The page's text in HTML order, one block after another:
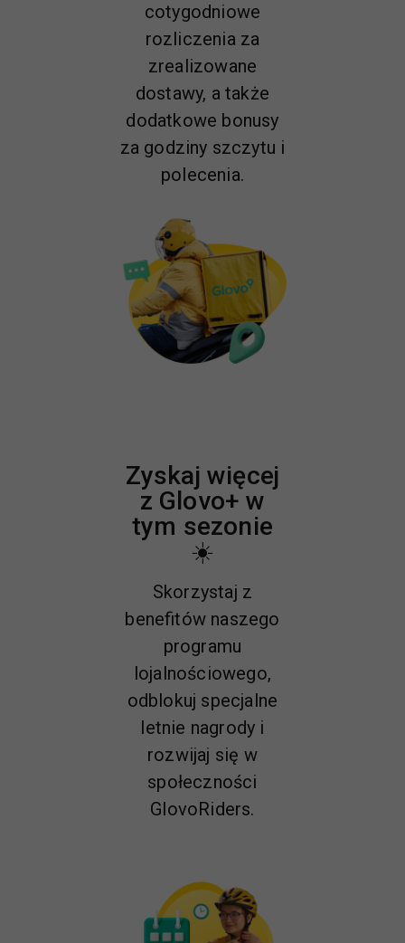
cotygodniowe
rozliczenia za
zrealizowane
dostawy, a także
dodatkowe bonusy
za godziny szczytu i
polecenia.
Zyskaj więcej
z Glovo+ w
tym sezonie
☀️
Skorzystaj z
benefitów naszego
programu
lojalnościowego,
odblokuj specjalne
letnie nagrody i
rozwijaj się w
społeczności
GlovoRiders.